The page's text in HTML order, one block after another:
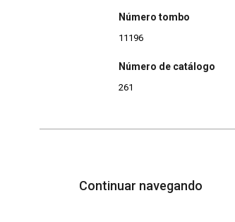
Número tombo
11196
Número de catálogo
261
Continuar navegando